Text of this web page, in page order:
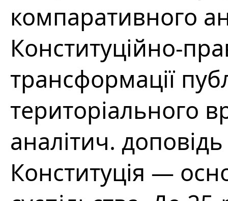
компаративного
Конституційно-
трансформації
територіального
аналітич. доповідь
Конституція —